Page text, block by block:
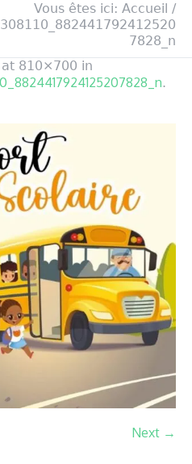
Vous êtes ici: Accueil /
7828_n
at 810×700 in
.
Next →